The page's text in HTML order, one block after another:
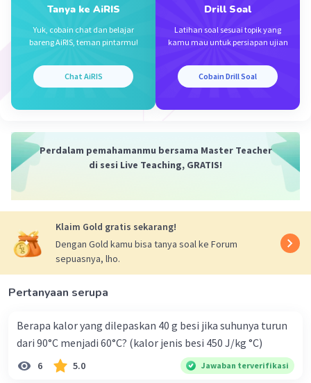
Jawaban yang tepat :
Amplitudo = 3 cm
Penjelasan :
Amplitudo adalah simpangan terjauh dari posisi
kesetimbangan.
Beri Rating·0.0(0) Balas
Tanya ke AiRIS
Yuk, cobain chat dan belajar
bareng AiRIS, teman pintarmu!
Chat AiRIS
Drill Soal
Latihan soal sesuai topik yang
kamu mau untuk persiapan ujian
Cobain Drill Soal
Perdalam pemahamanmu bersama Master Teacher
di sesi Live Teaching, GRATIS!
Klaim Gold gratis sekarang!
Dengan Gold kamu bisa tanya soal ke Forum
sepuasnya, lho.
Pertanyaan serupa
Berapa kalor yang dilepaskan 40 g besi jika suhunya turun
dari 90°C menjadi 60°C? (kalor jenis besi 450 J/kg °C)
6 5.0 Jawaban terverifikasi